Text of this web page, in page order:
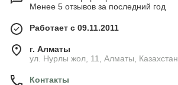
Менее 5 отзывов за последний год
Работает с 09.11.2011
г. Алматы
ул. Нурлы жол, 11, Алматы, Казахстан
Контакты